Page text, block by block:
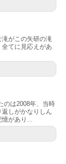
がこの矢研の滝
てに見応えがあ
のは2008年、当時
しがかなりしん
があり...